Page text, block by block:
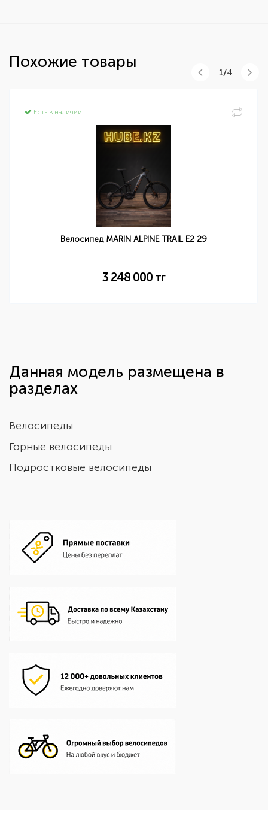
Похожие товары
Есть в наличии
Велосипед MARIN ALPINE TRAIL E2 29
3 248 000тг
1/4
Данная модель размещена в
разделах
Велосипеды
Горные велосипеды
Подростковые велосипеды